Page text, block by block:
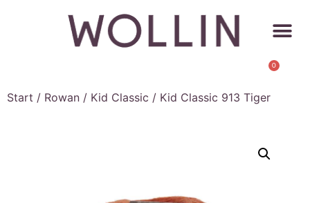
0
Start / Rowan / Kid Classic / Kid Classic 913 Tiger